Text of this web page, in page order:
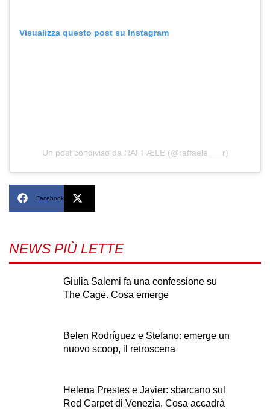
Visualizza questo post su Instagram
Un post condiviso da RAFFÆLE (@raffaele___r)
Facebook
NEWS PIÙ LETTE
Giulia Salemi fa una confessione su
The Cage. Cosa emerge
Belen Rodríguez e Stefano: emerge un
nuovo scoop, il retroscena
Helena Prestes e Javier: sbarcano sul
Red Carpet di Venezia. Cosa accadrà